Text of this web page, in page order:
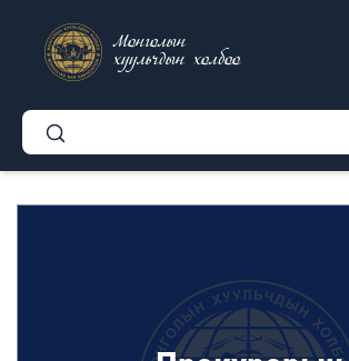
Монголын
хуульчдын холбоо